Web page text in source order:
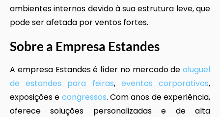
ambientes internos devido à sua estrutura leve, que
pode ser afetada por ventos fortes.
Sobre a Empresa Estandes
A empresa Estandes é líder no mercado de aluguel
de estandes para feiras, eventos corporativos,
exposições e congressos. Com anos de experiência,
oferece soluções personalizadas e de alta